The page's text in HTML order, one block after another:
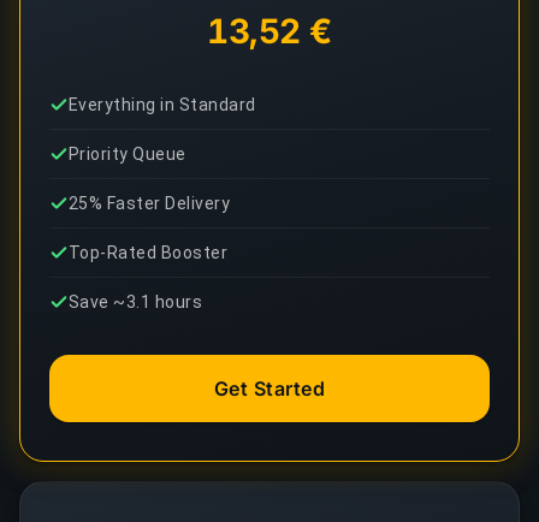
13,52 €
Everything in Standard
Priority Queue
25% Faster Delivery
Top-Rated Booster
Save ~3.1 hours
Get Started